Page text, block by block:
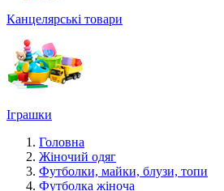
Канцелярські товари
Іграшки
Головна
Жіночий одяг
Футболки, майки, блузи, топи
Футболка жіноча